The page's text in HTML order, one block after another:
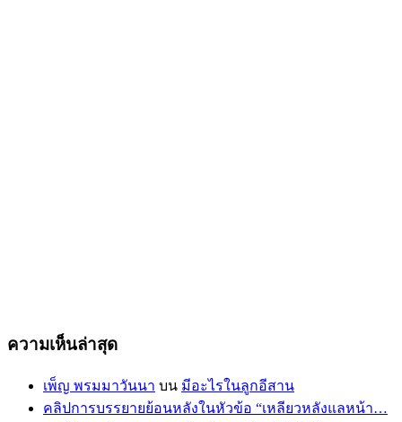
ความเห็นล่าสุด
เพ็ญ พรมมาวันนา บน มีอะไรในลูกอีสาน
คลิปการบรรยายย้อนหลังในหัวข้อ “เหลียวหลังแลหน้า…